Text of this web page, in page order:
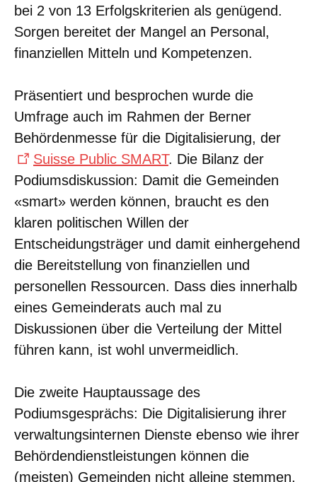
bei 2 von 13 Erfolgskriterien als genügend.
Sorgen bereitet der Mangel an Personal,
finanziellen Mitteln und Kompetenzen.
Präsentiert und besprochen wurde die
Umfrage auch im Rahmen der Berner
Behördenmesse für die Digitalisierung, der
Suisse Public SMART. Die Bilanz der
Podiumsdiskussion: Damit die Gemeinden
«smart» werden können, braucht es den
klaren politischen Willen der
Entscheidungsträger und damit einhergehend
die Bereitstellung von finanziellen und
personellen Ressourcen. Dass dies innerhalb
eines Gemeinderats auch mal zu
Diskussionen über die Verteilung der Mittel
führen kann, ist wohl unvermeidlich.
Die zweite Hauptaussage des
Podiumsgesprächs: Die Digitalisierung ihrer
verwaltungsinternen Dienste ebenso wie ihrer
Behördendienstleistungen können die
(meisten) Gemeinden nicht alleine stemmen.